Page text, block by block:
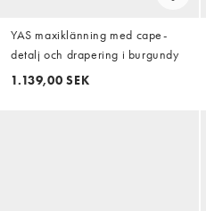
YAS maxiklänning med cape-
detalj och drapering i burgundy
1.139,00 SEK